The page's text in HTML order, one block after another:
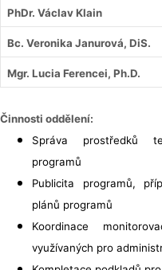
PhDr. Václav Klain
Bc. Veronika Janurová, DiS.
Mgr. Lucia Ferencei, Ph.D.
Činnosti oddělení:
Správa prostředků
programů
Publicita programů,
plánů programů
Koordinace
využívaných pro